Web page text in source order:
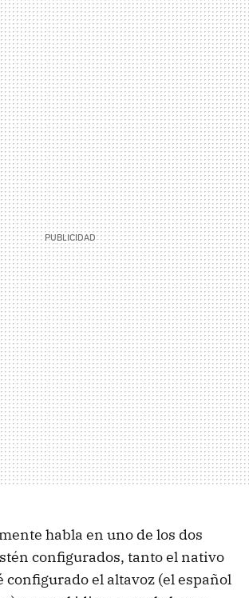
habla en uno de los dos
configurados, tanto el nativo
configurado el altavoz (el español